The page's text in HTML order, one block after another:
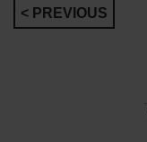
Navegação
< PREVIOUS